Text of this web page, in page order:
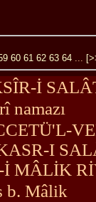
60 61 62 63 64 ...
İ
namazı
I
İ MÂLİK
b. Mâlik